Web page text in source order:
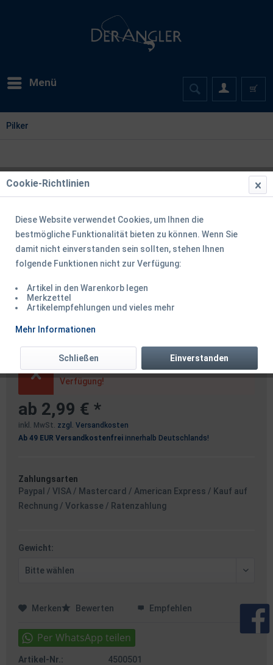
Menü
Pilker
Dieser Artikel steht derzeit nicht zur
Verfügung!
ab 2,99 € *
inkl. MwSt. zzgl. Versandkosten
Ab 49 EUR Versandkostenfrei innerhalb Deutschlands!
Zahlungsarten
Paypal / VISA / Mastercard / American Express / Kauf auf
Rechnung / Vorkasse / Ratenzahlung
Gewicht:
Merken Bewerten Empfehlen
Artikel-Nr.: 4500501
Cookie-Richtlinien
Diese Website verwendet Cookies, um Ihnen die
bestmögliche Funktionalität bieten zu können. Wenn Sie
damit nicht einverstanden sein sollten, stehen Ihnen
folgende Funktionen nicht zur Verfügung:
Artikel in den Warenkorb legen
Merkzettel
Artikelempfehlungen und vieles mehr
Mehr Informationen
Einverstanden
Schließen